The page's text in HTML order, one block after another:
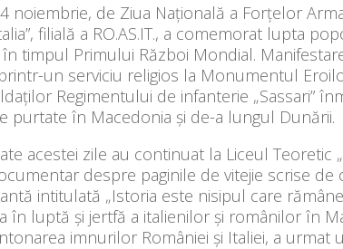
noiembrie, de Ziua Națională a Forțelor
filială a RO.AS.IT., a comemorat lupta
timpul Primului Război Mondial.
un serviciu religios la Monumentul
Regimentului de infanterie „Sassari”
purtate în Macedonia și de-a lungul Dunării.
acestei zile au continuat la Liceul Teoretic
despre paginile de vitejie scrise de
intitulată „Istoria este nisipul care
în luptă și jertfă a italienilor și românilor în
imnurilor României și Italiei, a urmat